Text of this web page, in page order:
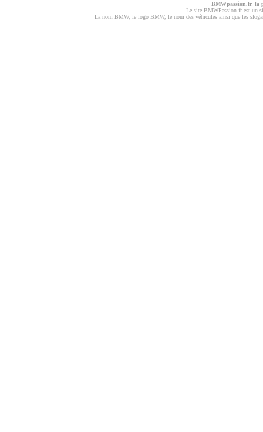
BMWpassion.fr, la
Le site BMWPassion.fr est un
La nom BMW, le logo BMW, le nom des véhicules ainsi que les